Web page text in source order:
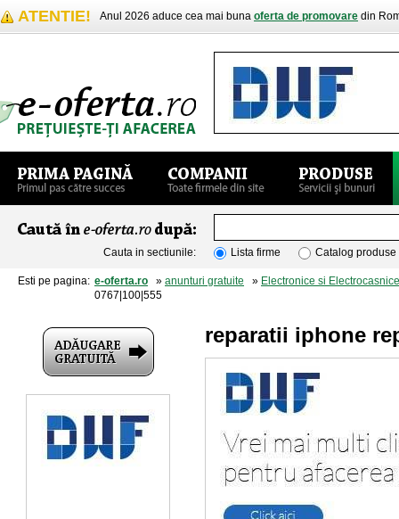
ATENTIE! Anul 2026 aduce cea mai buna oferta de promovare din
Cauta in sectiunile: Lista firme Catalog produse
Esti pe pagina: e-oferta.ro » anunturi gratuite » Electronice si Electrocasnice
0767|100|555
reparatii iphone